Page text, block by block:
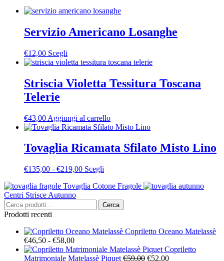
Le
possono
essere
nella
pagina
prodotto
Servizio Americano Losanghe
€12,00 Scegli
prodotto
più
varianti.
possono
essere
scelte
nella
pagina
prodotto
Striscia Violetta Tessitura Toscana
Telerie
€43,00 Aggiungi al carrello
Tovaglia Ricamata Sfilato Misto Lino
€135,00 - €219,00Fascia
prezzo:
€135,00
Scegli
ha
varianti.
possono
scelte
nella
Tovaglia Cotone Fragole
Centri Strisce Autunno
Cerca:
Cerca
Prodotti recenti
Copriletto Oceano Matelassè
€46,50 - €58,00Fascia
di
prezzo:
Copriletto
Matrimoniale Matelassè Piquet €59,00 Il
€52,00Il